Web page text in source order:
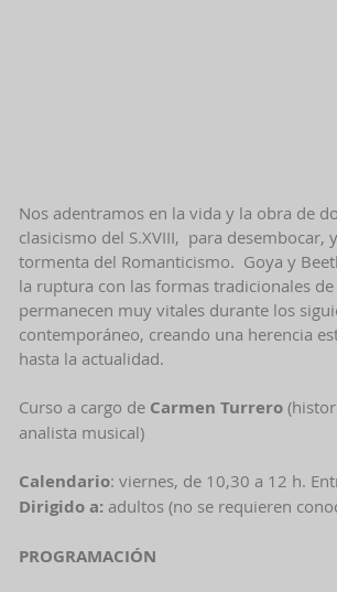
Nos adentramos en la vida y la obra de
clasicismo del S.XVIII,  para
tormenta del Romanticismo.  Goya y
la ruptura con las formas tradicionales
permanecen muy vitales durante los
contemporáneo, creando una herencia
hasta la actualidad.
Curso a cargo de Carmen Turrero
analista musical)
Calendario: viernes, de 10,30 a 12 h.
Dirigido a: adultos (no se requieren
PROGRAMACIÓN